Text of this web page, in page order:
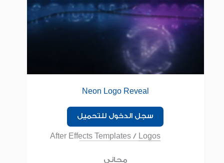
Neon Logo Reveal
سجل الدخول للتحميل
After Effects Templates / Logos
مجاني